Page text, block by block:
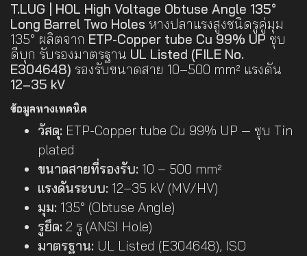
T.LUG | HOL High Voltage Obtuse Angle 135°
Long Barrel Two Holes หางปลาแรงสูงชนิดรูคู่มุม
135° ผลิตจาก ETP-Copper tube Cu 99% UP ชุบ
ดีบุก รับรองมาตรฐาน UL Listed (FILE No.
E304648) รองรับขนาดสาย 10–500 mm² แรงดัน
12–35 kV
ข้อมูลทางเทคนิค
วัสดุ: ETP-Copper tube Cu 99% UP — ชุบ Tin
plated
ขนาดสายที่รองรับ: 10 – 500 mm²
แรงดันระบบ: 12–35 kV (MV/HV)
มุม: 135° (Obtuse Angle)
รูยึด: 2 รู (ANSI Hole)
มาตรฐาน: UL Listed (E304648), ISO